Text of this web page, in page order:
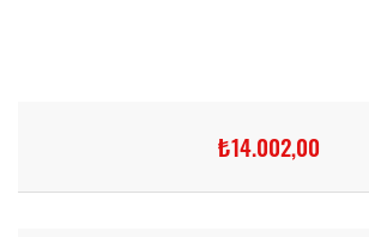
₺14.002,00